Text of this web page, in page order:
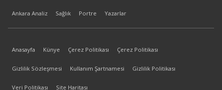
Ankara Analiz Sağlık Portre Yazarlar
Anasayfa Künye Çerez Politikası Çerez Politikası
Gizlilik Sözleşmesi Kullanım Şartnamesi Gizlilik Politikası
Veri Politikası Site Haritası